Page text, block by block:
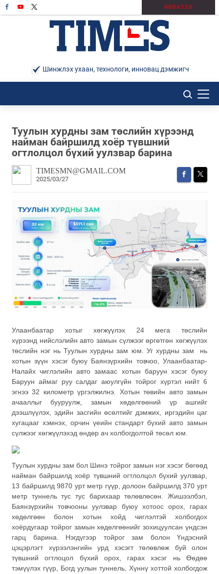
Шинжлэх ухаан, технологи, инновац дэмжигч
Туулын хурдны зам төслийн хүрээнд
найман байршилд хоёр түвшний
огтлолцол бүхий уулзвар барина
TIMESMN@GMAIL.COM
2025/03/27
Улаанбаатар хотыг хөгжүүлэх 24 мега төслийн
хүрээнд нийслэлийн авто замын сүлжээг өргөтгөн хөгжүүлэх
төслийн нэг нь Туулын хурдны зам юм. Уг хурдны зам нь
хотын зүүн хэсэг буюу Баянзүрхийн товчоо, Улаанбаатар-
Налайх чиглэлийн авто замаас хотын баруун хэсэг буюу
Баруун аймаг руу салдаг аюулгүйн тойрог хүртэл нийт 6
эгнээ 32 километр үргэлжилнэ. Хотын төвийн авто замын
ачааллыг бууруулж, замын хөдөлгөөний үр ашгийг
дээшлүүлэх, эдийн засгийн өсөлтийг дэмжих, иргэдийн цаг
хугацааг хэмнэх, орчин үеийн стандарт бүхий авто замын
сүлжээг хөгжүүлэхэд өндөр ач холбогдолтой төсөл юм.
Туулын хурдны зам бол Шинэ тойрог замын нэг хэсэг бөгөөд
найман байршилд хоёр түвшний огтлолцол бүхий уулзвар,
13 байршилд 9870 урт метр гүүр, долоон байршилд 370 урт
метр туннель тус тус барихаар төлөвлөсөн. Жишээлбэл,
Баянзүрхийн товчооны уулзвар буюу хотоос орох, гарах
хөдөлгөөн болон хотын хойд чиглэлтэй холбогдох
хоёрдугаар тойрог замын хөдөлгөөнийг зохицуулсан үндсэн
гарц барина. Нэгдүгээр тойрог зам болон Үндэсний
цэцэрлэгт хүрээлэнгийн урд хэсэгт төлөвлөж буй олон
түвшний огтлоцол бүхий орох, гарах хэсэг нь Өөдөө
тэмүүлэх гүүр, Богд уулын туннель, Хүннү хоттой холбогдож